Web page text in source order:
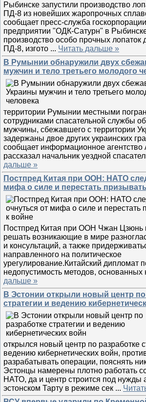
Рыбинске запустили производство
ПД-8 из новейших жаропрочных
сообщает пресс-служба
предприятии "ОДК-Сатурн" в
производство особо прочных лопаток
ПД-8, изгото ... Читать дальше »
В Румынии обнаружили двух
мужчин и тело третьего молодого
территории Румынии местными
сотрудниками спасательной службы
мужчины, сбежавшего с территории
задержаны двое других украинских
сообщает информационное агентство
рассказал начальник уездной
дальше »
Постпред Китая при ООН: НАТО
мифа о силе и перестать
Постпред Китая при ООН Чжан Цзюнь
решать возникающие в мире
и консультаций, а также
направленного на политическое
урегулирование.Китайский дипломат
недопустимость методов, основанных
дальше »
В Эстонии открыли новый центр по
стратегии и ведению
открылся новый центр по разработке
ведению кибернетических войн,
разрабатывать операции, пояснять
Эстонцы намерены плотно работать
НАТО, да и центр строится под нужды
эстонском Тарту в режиме сек ...